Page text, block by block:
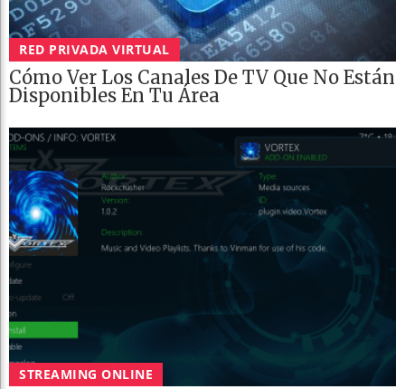
RED PRIVADA VIRTUAL
Cómo Ver Los Canales De TV Que No Están
Disponibles En Tu Área
STREAMING ONLINE